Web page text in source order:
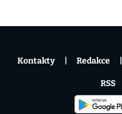
Kontakty Redakce
RSS